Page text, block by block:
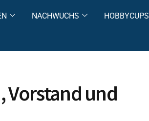
NACHWUCHS HOBBYCUPS
Vorstand und